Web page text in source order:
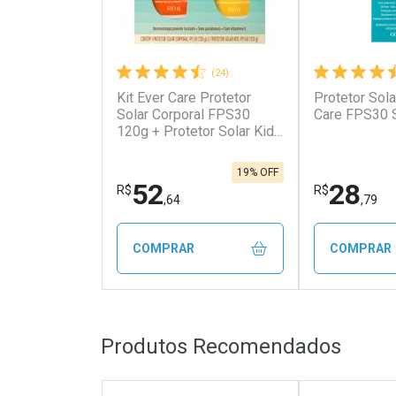
Ativar Desconto
Por R$ 73,29/cada
Por R$ 73,29/cada
Ativar
Por R$
Por R$
(24)
Kit Ever Care Protetor
Solar Corporal FPS30
120g + Protetor Solar Kids
R$52,64
19% OFF
COMPRAR
Laboratório
Por Menos
Protetor
Care FPS30
R$28,79
COMPRAR
Por
Produtos Recomendados